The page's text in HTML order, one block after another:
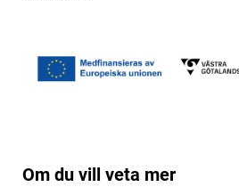
Om du vill veta mer